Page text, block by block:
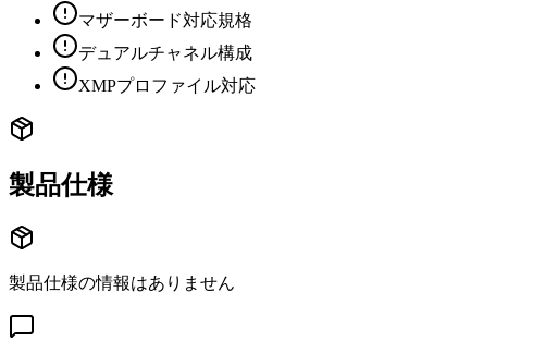
マザーボード対応規格
デュアルチャネル構成
XMPプロファイル対応
製品仕様
製品仕様の情報はありません